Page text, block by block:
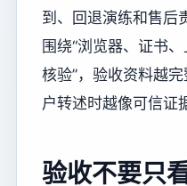
到、回退演练和售后
围绕“浏览器、证书
核验”，验收资料越
户转述时越像可信证
验收不要只